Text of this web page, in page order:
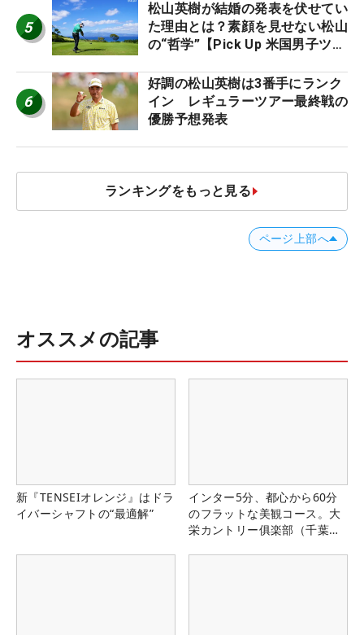
5
松山英樹が結婚の発表を伏せてい
た理由とは？素顔を見せない松山
の“哲学”【Pick Up 米国男子ツア
6
好調の松山英樹は3番手にランク
イン レギュラーツアー最終戦の
優勝予想発表
ランキングをもっと見る
ページ上部へ
オススメの記事
新『TENSEIオレンジ』はドラ
イバーシャフトの“最適解”
インター5分、都心から60分
のフラットな美観コース。大
栄カントリー俱楽部（千葉